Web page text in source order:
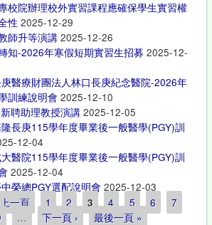
校院辦理校外實習課程應確保學生實習權
性 2025-12-29
師升等演講 2025-12-26
知-2026年寒假短期實習生招募 2025-12-
庚醫療財團法人林口長庚紀念醫院-2026年
訓練說明會 2025-12-10
聘助理教授演講 2025-12-05
隆長庚115學年度畢業後一般醫學(PGY)訓
12-04
大醫院115學年度畢業後一般醫學(PGY)訓
2025-12-04
中榮總PGY選配說明會 2025-12-03
一頁 1 2 3 4 5 6
7
… 下一頁 › 最後一頁 »